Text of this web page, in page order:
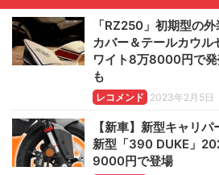
「RZ250」初期型の
カバー＆テールカウ
ワイト8万8000円で
も
レコメンド 2023年2月5日
【新車】新型キャリ
新型「390 DUKE」
9000円で登場